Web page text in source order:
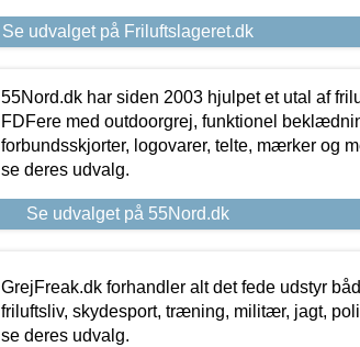
Se udvalget på Friluftslageret.dk
55Nord.dk har siden 2003 hjulpet et utal af
FDFere med outdoorgrej, funktionel
forbundsskjorter, logovarer, telte, mærker og
se deres udvalg.
Se udvalget på 55Nord.dk
GrejFreak.dk forhandler alt det fede udstyr
friluftsliv, skydesport, træning, militær, jagt,
se deres udvalg.